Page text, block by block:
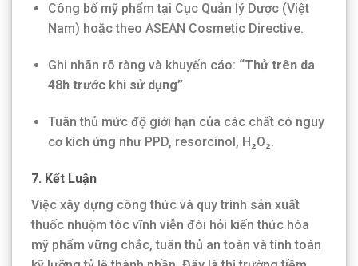
Công bố mỹ phẩm tại Cục Quản lý Dược (Việt
Nam) hoặc theo ASEAN Cosmetic Directive.
Ghi nhãn rõ ràng và khuyến cáo: “Thử trên da
48h trước khi sử dụng”
Tuân thủ mức độ giới hạn của các chất có nguy
cơ kích ứng như PPD, resorcinol, H₂O₂.
7. Kết Luận
Việc xây dựng công thức và quy trình sản xuất
thuốc nhuộm tóc vĩnh viễn đòi hỏi kiến thức hóa
mỹ phẩm vững chắc, tuân thủ an toàn và tính toán